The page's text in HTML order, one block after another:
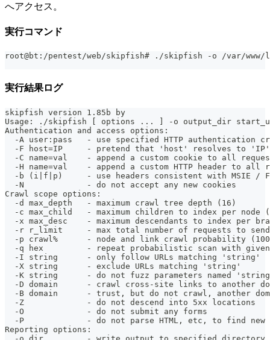
へアクセス。
実行コマンド
root@bt:/pentest/web/skipfish# ./skipfish -o /var/
実行結果ログ
skipfish version 1.85b by
Usage: ./skipfish [ options ... ] -o output_dir
Authentication and access options:
-A user:pass   - use specified HTTP authentication
  -F host=IP     - pretend that 'host' resolves to 'IP'
-C name=val    - append a custom cookie to all
-H name=val    - append a custom HTTP header to all
-b (i|f|p)     - use headers consistent with MSIE /
  -N             - do not accept any new cookies
Crawl scope options:
  -d max_depth   - maximum crawl tree depth (16)
-c max_child   - maximum children to index per node
-x max_desc    - maximum descendants to index per
-r r_limit     - max total number of requests to
-p crawl%      - node and link crawl probability
-q hex         - repeat probabilistic scan with
  -I string      - only follow URLs matching 'string'
  -X string      - exclude URLs matching 'string'
-K string      - do not fuzz parameters named
-D domain      - crawl cross-site links to another
-B domain      - trust, but do not crawl, another
  -Z             - do not descend into 5xx locations
  -O             - do not submit any forms
-P             - do not parse HTML, etc, to find new
Reporting options: